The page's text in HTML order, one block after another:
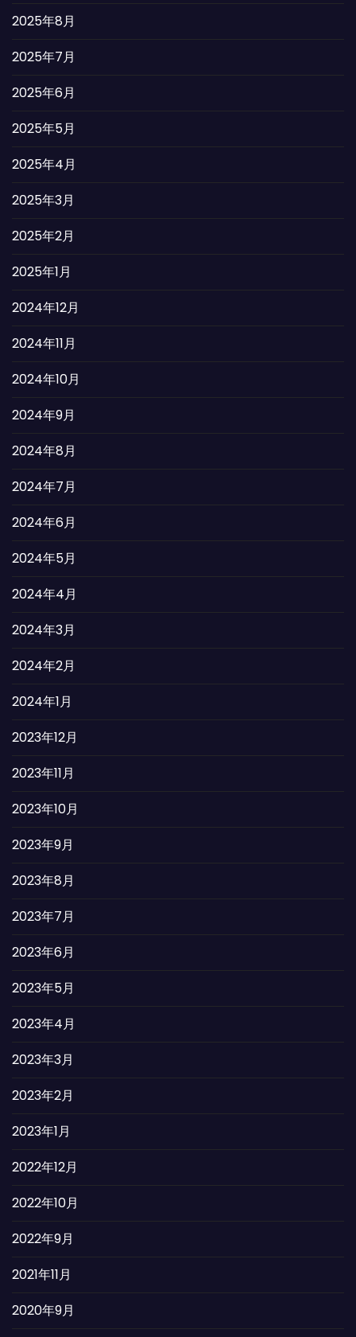
2025年8月
2025年7月
2025年6月
2025年5月
2025年4月
2025年3月
2025年2月
2025年1月
2024年12月
2024年11月
2024年10月
2024年9月
2024年8月
2024年7月
2024年6月
2024年5月
2024年4月
2024年3月
2024年2月
2024年1月
2023年12月
2023年11月
2023年10月
2023年9月
2023年8月
2023年7月
2023年6月
2023年5月
2023年4月
2023年3月
2023年2月
2023年1月
2022年12月
2022年10月
2022年9月
2021年11月
2020年9月